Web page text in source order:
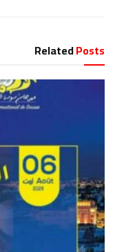
RelatedPosts